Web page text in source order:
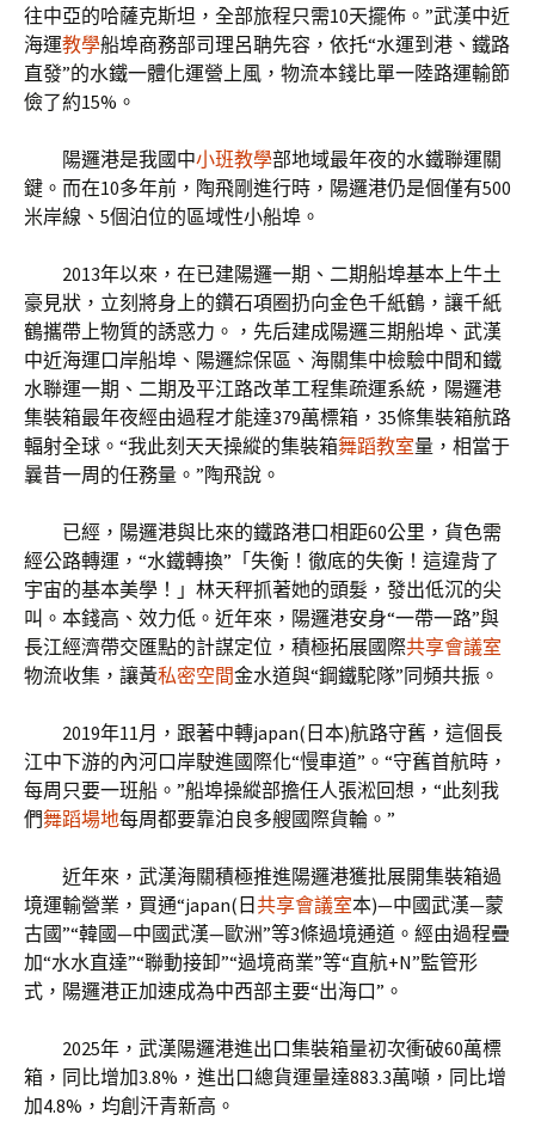
往中亞的哈薩克斯坦，全部旅程只需10天擺佈。”武漢中近
海運教學船埠商務部司理呂聃先容，依托“水運到港、鐵路
直發”的水鐵一體化運營上風，物流本錢比單一陸路運輸節
儉了約15%。
陽邏港是我國中小班教學部地域最年夜的水鐵聯運關
鍵。而在10多年前，陶飛剛進行時，陽邏港仍是個僅有500
米岸線、5個泊位的區域性小船埠。
2013年以來，在已建陽邏一期、二期船埠基本上牛土
豪見狀，立刻將身上的鑽石項圈扔向金色千紙鶴，讓千紙
鶴攜帶上物質的誘惑力。，先后建成陽邏三期船埠、武漢
中近海運口岸船埠、陽邏綜保區、海關集中檢驗中間和鐵
水聯運一期、二期及平江路改革工程集疏運系統，陽邏港
集裝箱最年夜經由過程才能達379萬標箱，35條集裝箱航路
輻射全球。“我此刻天天操縱的集裝箱舞蹈教室量，相當于
曩昔一周的任務量。”陶飛說。
已經，陽邏港與比來的鐵路港口相距60公里，貨色需
經公路轉運，“水鐵轉換”「失衡！徹底的失衡！這違背了
宇宙的基本美學！」林天秤抓著她的頭髮，發出低沉的尖
叫。本錢高、效力低。近年來，陽邏港安身“一帶一路”與
長江經濟帶交匯點的計謀定位，積極拓展國際共享會議室
物流收集，讓黃私密空間金水道與“鋼鐵駝隊”同頻共振。
2019年11月，跟著中轉japan(日本)航路守舊，這個長
江中下游的內河口岸駛進國際化“慢車道”。“守舊首航時，
每周只要一班船。”船埠操縱部擔任人張淞回想，“此刻我
們舞蹈場地每周都要靠泊良多艘國際貨輪。”
近年來，武漢海關積極推進陽邏港獲批展開集裝箱過
境運輸營業，買通“japan(日 共享會議室本)—中國武漢—蒙
古國”“韓國—中國武漢—歐洲”等3條過境通道。經由過程疊
加“水水直達”“聯動接卸”“過境商業”等“直航+N”監管形
式，陽邏港正加速成為中西部主要“出海口”。
2025年，武漢陽邏港進出口集裝箱量初次衝破60萬標
箱，同比增加3.8%，進出口總貨運量達883.3萬噸，同比增
加4.8%，均創汗青新高。